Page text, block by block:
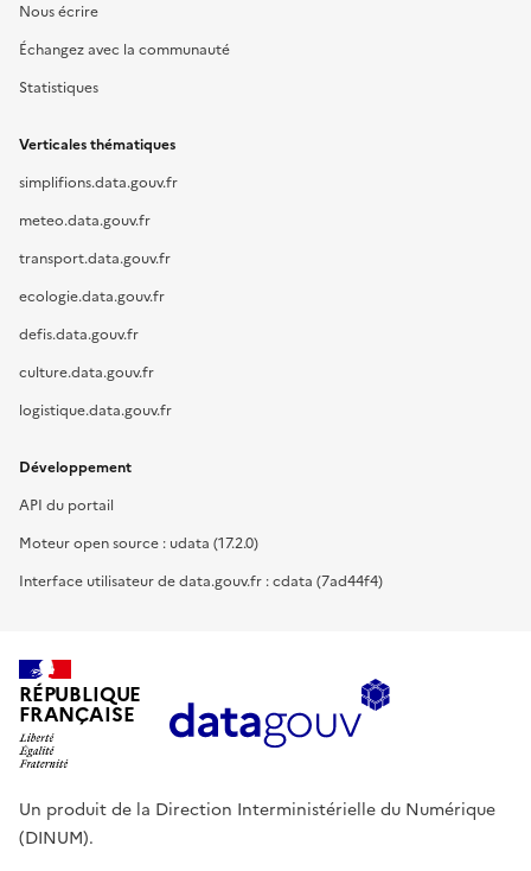
Nous écrire
Échangez avec la communauté
Statistiques
Verticales thématiques
simplifions.data.gouv.fr
meteo.data.gouv.fr
transport.data.gouv.fr
ecologie.data.gouv.fr
defis.data.gouv.fr
culture.data.gouv.fr
logistique.data.gouv.fr
Développement
API du portail
Moteur open source : udata (17.2.0)
Interface utilisateur de data.gouv.fr : cdata (7ad44f4)
RÉPUBLIQUE
FRANÇAISE
Un produit de la Direction Interministérielle du Numérique
(DINUM).